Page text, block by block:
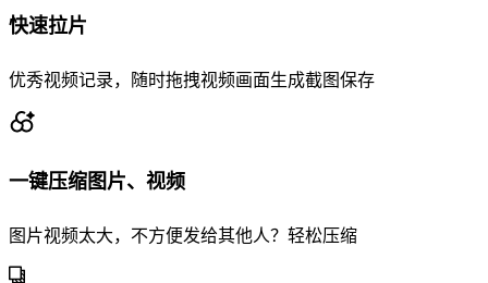
快速拉片
优秀视频记录，随时拖拽视频画面生成截图保存
一键压缩图片、视频
图片视频太大，不方便发给其他人？轻松压缩